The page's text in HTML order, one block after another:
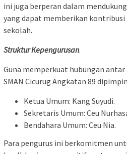
ini juga berperan dalam
yang dapat memberikan kontribusi
sekolah.
Struktur Kepengurusan.
Guna memperkuat hubungan
SMAN Cicurug Angkatan 89
Ketua Umum: Kang Suyudi.
Sekretaris Umum: Ceu
Bendahara Umum: Ceu Nia.
Para pengurus ini berkomitmen